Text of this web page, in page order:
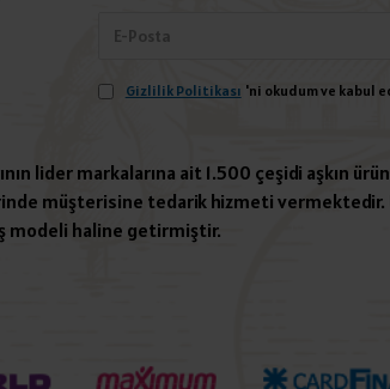
Gizlilik Politikası 'ni okudum ve kabul
lider markalarına ait 1.500 çeşidi aşkın
müşterisine tedarik hizmeti
modeli haline getirmiştir.